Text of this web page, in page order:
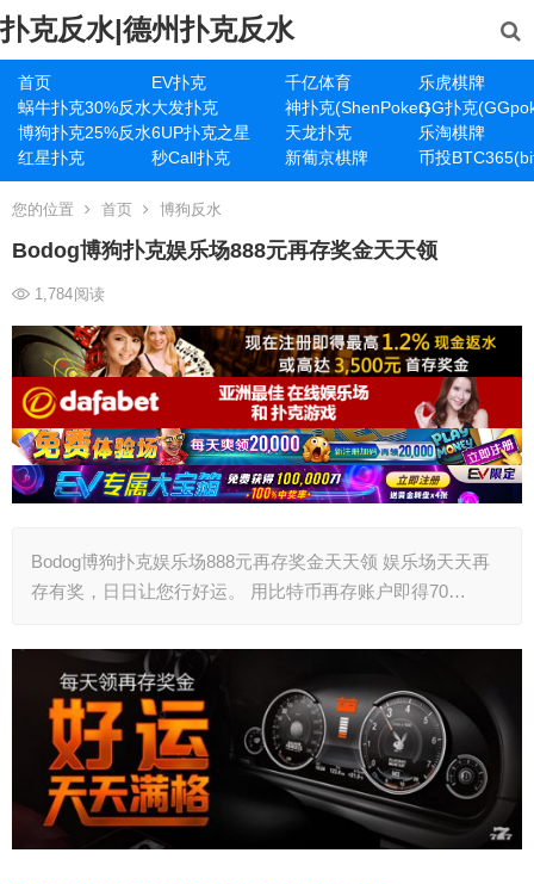
扑克反水|德州扑克反水
首页 EV扑克 千亿体育
乐虎棋牌
蜗牛扑克30%反水大发扑克 神扑克(ShenPoker)GG扑克
博狗扑克25%反水6UP扑克之星 天龙扑克
乐淘棋牌
红星扑克
秒Call扑克 新葡京棋牌 币投
您的位置 首页 博狗反水
Bodog博狗扑克娱乐场888元再存奖金天天领
1,784阅读
Bodog博狗扑克娱乐场888元再存奖金天天领 娱乐场天天再
存有奖，日日让您行好运。 用比特币再存账户即得70…